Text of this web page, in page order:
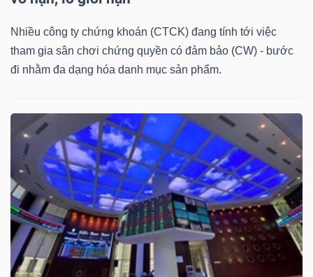
Nhiều công ty chứng khoán (CTCK) đang tính tới việc
tham gia sân chơi chứng quyền có đảm bảo (CW) - bước
đi nhằm đa dạng hóa danh mục sản phẩm.
DỊCH
VỤ
TRUYỀN
TIỆN
ÍCH